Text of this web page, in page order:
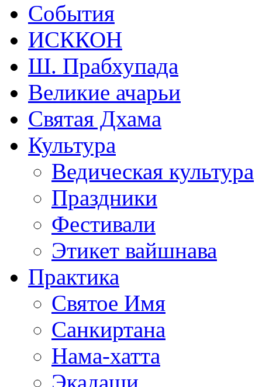
События
ИСККОН
Ш. Прабхупада
Великие ачарьи
Святая Дхама
Культура
Ведическая культура
Праздники
Фестивали
Этикет вайшнава
Практика
Святое Имя
Санкиртана
Нама-хатта